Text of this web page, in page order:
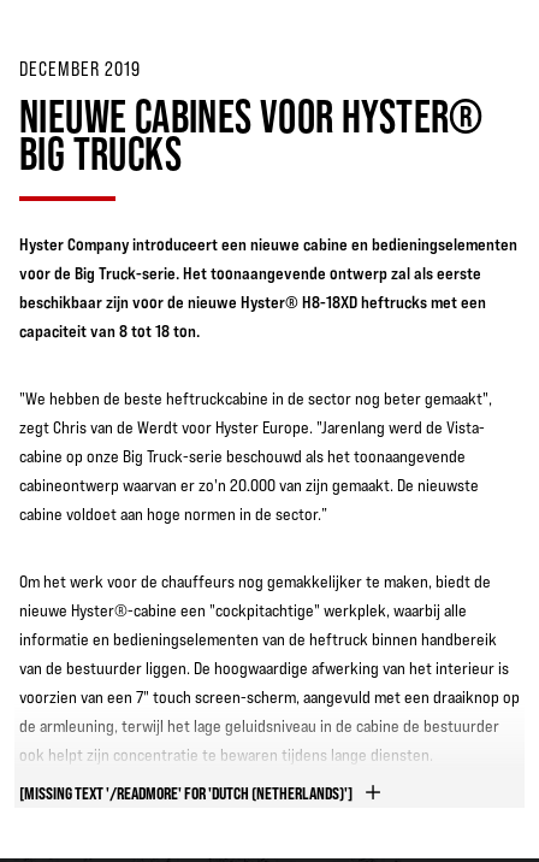
DECEMBER 2019
NIEUWE CABINES VOOR HYSTER®
BIG TRUCKS
Hyster Company introduceert een nieuwe cabine en bedieningselementen
voor de Big Truck-serie. Het toonaangevende ontwerp zal als eerste
beschikbaar zijn voor de nieuwe Hyster® H8-18XD heftrucks met een
capaciteit van 8 tot 18 ton.
"We hebben de beste heftruckcabine in de sector nog beter gemaakt",
zegt Chris van de Werdt voor Hyster Europe. "Jarenlang werd de Vista-
cabine op onze Big Truck-serie beschouwd als het toonaangevende
cabineontwerp waarvan er zo'n 20.000 van zijn gemaakt. De nieuwste
cabine voldoet aan hoge normen in de sector.”
Om het werk voor de chauffeurs nog gemakkelijker te maken, biedt de
nieuwe Hyster®-cabine een "cockpitachtige" werkplek, waarbij alle
informatie en bedieningselementen van de heftruck binnen handbereik
van de bestuurder liggen. De hoogwaardige afwerking van het interieur is
voorzien van een 7" touch screen-scherm, aangevuld met een draaiknop op
de armleuning, terwijl het lage geluidsniveau in de cabine de bestuurder
ook helpt zijn concentratie te bewaren tijdens lange diensten.
[MISSING TEXT '/READMORE' FOR 'DUTCH (NETHERLANDS)']